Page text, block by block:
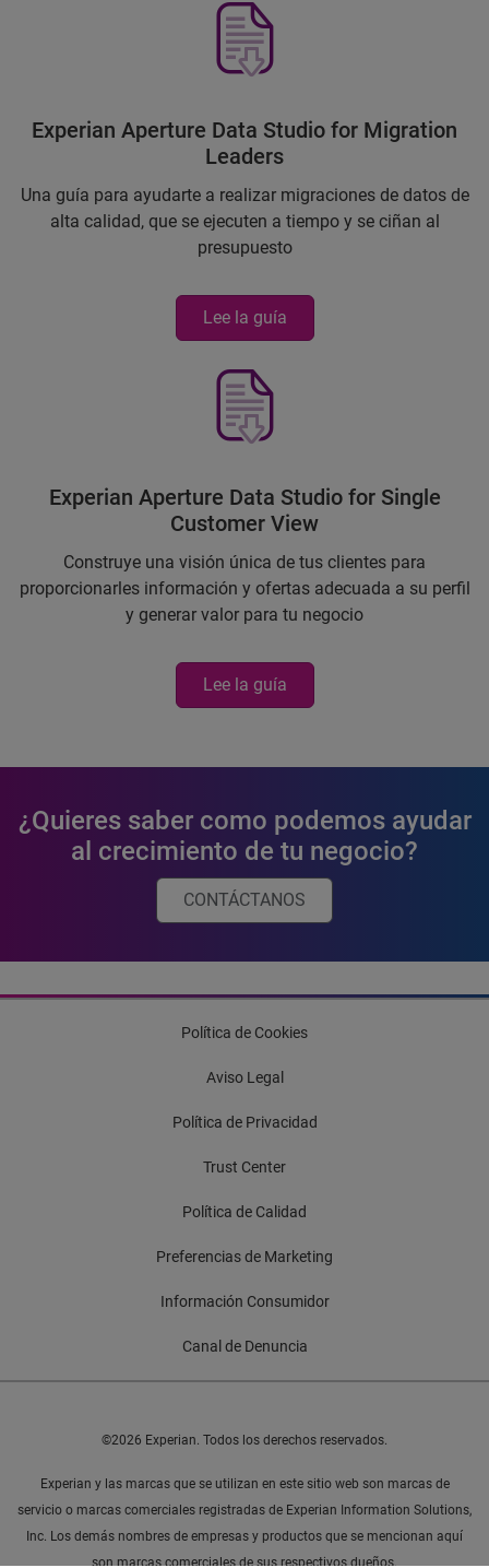
Experian Aperture Data Studio for Migration
Leaders
Una guía para ayudarte a realizar migraciones de datos de
alta calidad, que se ejecuten a tiempo y se ciñan al
presupuesto
Lee la guía
Experian Aperture Data Studio for Single
Customer View
Construye una visión única de tus clientes para
proporcionarles información y ofertas adecuada a su perfil
y generar valor para tu negocio
Lee la guía
¿Quieres saber como podemos ayudar
al crecimiento de tu negocio?
CONTÁCTANOS
Política de Cookies
Aviso Legal
Política de Privacidad
Trust Center
Política de Calidad
Preferencias de Marketing
Información Consumidor
Canal de Denuncia
©2026 Experian. Todos los derechos reservados.
Experian y las marcas que se utilizan en este sitio web son marcas de
servicio o marcas comerciales registradas de Experian Information Solutions,
Inc. Los demás nombres de empresas y productos que se mencionan aquí
son marcas comerciales de sus respectivos dueños.